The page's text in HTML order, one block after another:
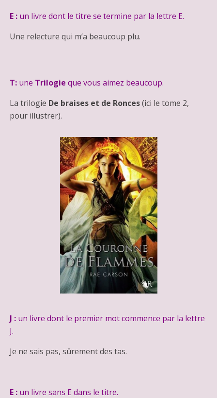
E : un livre dont le titre se termine par la lettre E.
Une relecture qui m’a beaucoup plu.
T: une Trilogie que vous aimez beaucoup.
La trilogie De braises et de Ronces(ici le tome 2,
pour illustrer).
J : un livre dont le premier mot commence par la lettre
J.
Je ne sais pas, sûrement des tas.
E : un livre sans E dans le titre.